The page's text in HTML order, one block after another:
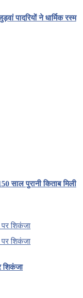
पादरियों ने धार्मिक रस्म
साल पुरानी किताब मिली
शिकंजा